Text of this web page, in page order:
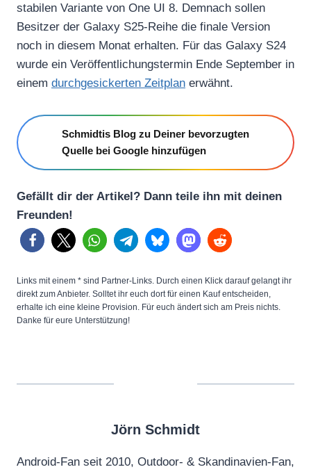
stabilen Variante von One UI 8. Demnach sollen
Besitzer der Galaxy S25-Reihe die finale Version
noch in diesem Monat erhalten. Für das Galaxy S24
wurde ein Veröffentlichungstermin Ende September in
einem durchgesickerten Zeitplan erwähnt.
Schmidtis Blog zu Deiner bevorzugten
Quelle bei Google hinzufügen
Gefällt dir der Artikel? Dann teile ihn mit deinen
Freunden!
Links mit einem * sind Partner-Links. Durch einen Klick darauf gelangt ihr
direkt zum Anbieter. Solltet ihr euch dort für einen Kauf entscheiden,
erhalte ich eine kleine Provision. Für euch ändert sich am Preis nichts.
Danke für eure Unterstützung!
Jörn Schmidt
Android-Fan seit 2010, Outdoor- & Skandinavien-Fan,